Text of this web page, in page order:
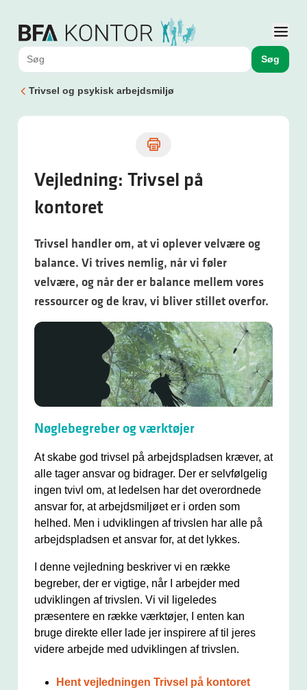
Søg
Trivsel og psykisk arbejdsmiljø
Vejledning: Trivsel på
kontoret
Trivsel handler om, at vi oplever velvære og
balance. Vi trives nemlig, når vi føler
velvære, og når der er balance mellem vores
ressourcer og de krav, vi bliver stillet overfor.
Nøglebegreber og værktøjer
At skabe god trivsel på arbejdspladsen kræver, at
alle tager ansvar og bidrager. Der er selvfølgelig
ingen tvivl om, at ledelsen har det overordnede
ansvar for, at arbejdsmiljøet er i orden som
helhed. Men i udviklingen af trivslen har alle på
arbejdspladsen et ansvar for, at det lykkes.
I denne vejledning beskriver vi en række
begreber, der er vigtige, når I arbejder med
udviklingen af trivslen. Vi vil ligeledes
præsentere en række værktøjer, I enten kan
bruge direkte eller lade jer inspirere af til jeres
videre arbejde med udviklingen af trivslen.
Hent vejledningen Trivsel på kontoret